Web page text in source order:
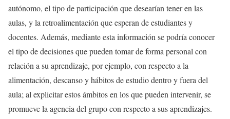
autónomo, el tipo de participación que desearían tener en las
aulas, y la retroalimentación que esperan de estudiantes y
docentes. Además, mediante esta información se podría conocer
el tipo de decisiones que pueden tomar de forma personal con
relación a su aprendizaje, por ejemplo, con respecto a la
alimentación, descanso y hábitos de estudio dentro y fuera del
aula; al explicitar estos ámbitos en los que pueden intervenir, se
promueve la agencia del grupo con respecto a sus aprendizajes.